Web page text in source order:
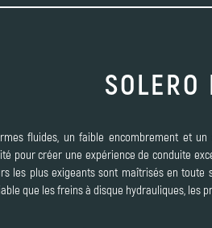
fluides, un faible encombrement et
pour créer une expérience de conduite
les plus exigeants sont maîtrisés en toute
que les freins à disque hydrauliques, les